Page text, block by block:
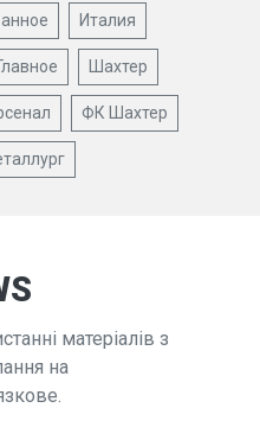
Италия
Шахтер
ФК Шахтер
матеріалів з
на